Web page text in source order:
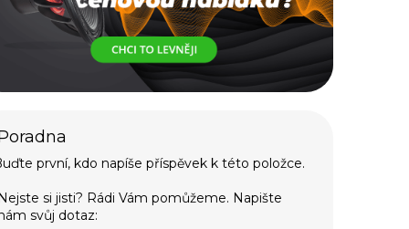
první, kdo napíše příspěvek k této položce.